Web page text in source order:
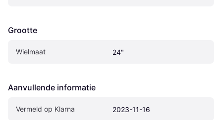
Grootte
Wielmaat 24"
Aanvullende informatie
Vermeld op Klarna 2023-11-16